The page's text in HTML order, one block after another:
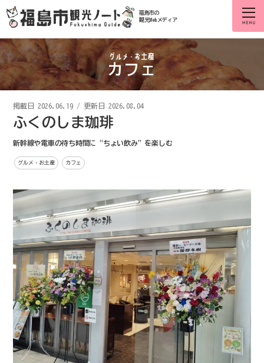
福島市の
観光Webメディア
カフェ
掲載日 2026.06.19 / 更新日 2026.08.04
ふくのしま珈琲
新幹線や電車の待ち時間に“ちょい飲み”を楽しむ
グルメ・お土産 カフェ